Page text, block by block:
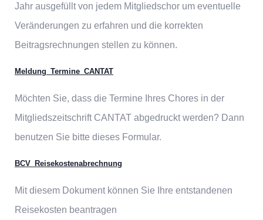
Jahr ausgefüllt von jedem Mitgliedschor um eventuelle
Veränderungen zu erfahren und die korrekten
Beitragsrechnungen stellen zu können.
Meldung_Termine_CANTAT
Möchten Sie, dass die Termine Ihres Chores in der
Mitgliedszeitschrift CANTAT abgedruckt werden? Dann
benutzen Sie bitte dieses Formular.
BCV_Reisekostenabrechnung
Mit diesem Dokument können Sie Ihre entstandenen
Reisekosten beantragen